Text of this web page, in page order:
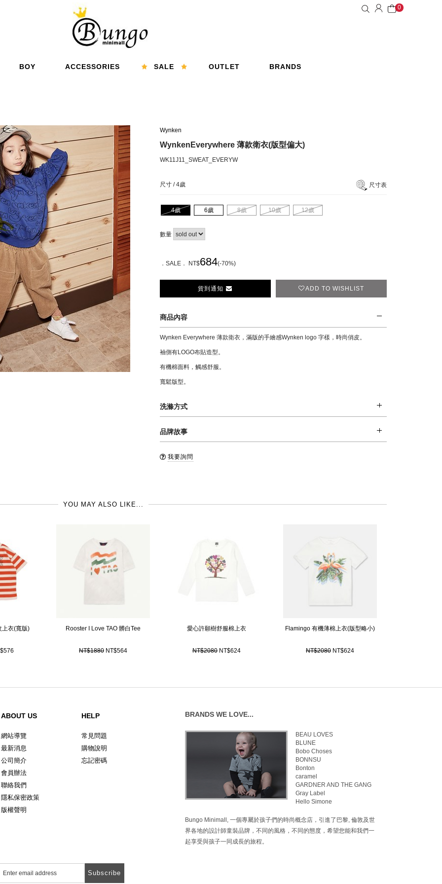
0
BOY
ACCESSORIES
SALE
OUTLET
BRANDS
Wynken
WynkenEverywhere 薄款衛衣(版型偏大)
WK11J11_SWEAT_EVERYW
尺寸 /4歲 尺寸表
4歲 6歲 8歲 10歲 12歲
數量
．SALE． NT$684(-70%)
貨到通知 ADD TO WISHLIST
商品內容
Wynken Everywhere 薄款衛衣，滿版的手繪感Wynken logo 字樣，時尚俏皮。
袖側有LOGO布貼造型。
有機棉面料，觸感舒服。
寬鬆版型。
洗滌方式
洗滌 (水溫不超過30oC)，不可漂白，建議與同色系清洗，不可烘乾。
品牌故事
尚的輪廓，屢獲Milk magazine 等童裝時尚業界設計大獎肯定，喜歡幫孩子做時髦打扮
我要詢問
YOU MAY ALSO LIKE...
上衣(寬版) Rooster I Love TAO 髒白Tee
NT$1880 NT$564
愛心許願樹舒服棉上衣
NT$2080 NT$624
Flamingo 有機薄棉上衣(版型略小)
NT$2080 NT$624
ABOUT US
網站導覽
最新消息
公司簡介
會員辦法
聯絡我們
隱私保密政策
版權聲明
HELP
常見問題
購物說明
忘記密碼
Subscribe
BRANDS WE LOVE...
BEAU LOVES
BLUNE
Bobo Choses
BONNSU
Bonton
caramel
GARDNER AND THE GANG
Gray Label
Hello Simone
Bungo Minimall, 一個專屬於孩子們的時尚概念店，引進了巴黎, 倫敦及世
界各地的設計師童裝品牌，不同的風格，不同的態度，希望您能和我們一
起享受與孩子一同成長的旅程。